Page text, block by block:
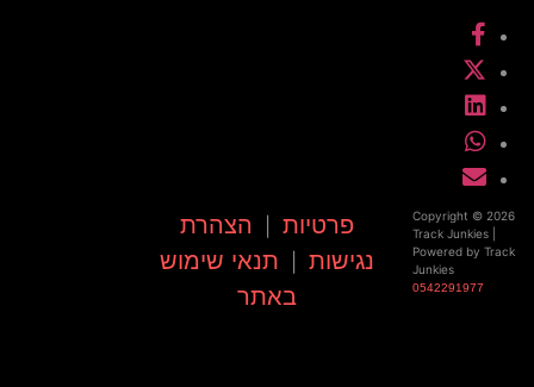
Copyright © 2026
Track Junkies |
Powered by Track
Junkies
0542291977
פרטיות
הצהרת
נגישות
תנאי שימוש
באתר